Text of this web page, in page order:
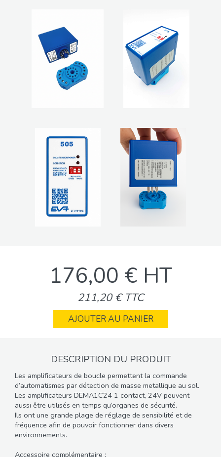
176,00 € HT
211,20 € TTC
AJOUTER AU PANIER
DESCRIPTION DU PRODUIT
Les amplificateurs de boucle permettent la commande
d’automatismes par détection de masse metallique au sol.
Les amplificateurs DEMA1C24 1 contact, 24V peuvent
aussi être utilisés en temps qu’organes de sécurité.
Ils ont une grande plage de réglage de sensibilité et de
fréquence afin de pouvoir fonctionner dans divers
environnements.
Accessoire complémentaire :